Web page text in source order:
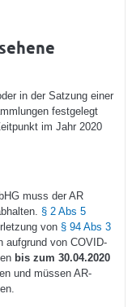
in der Satzung einer
festgelegt
im Jahr 2020
muss der AR
§ 2 Abs 5
von § 94 Abs 3
aufgrund von COVID-
bis zum 30.04.2020
und müssen AR-